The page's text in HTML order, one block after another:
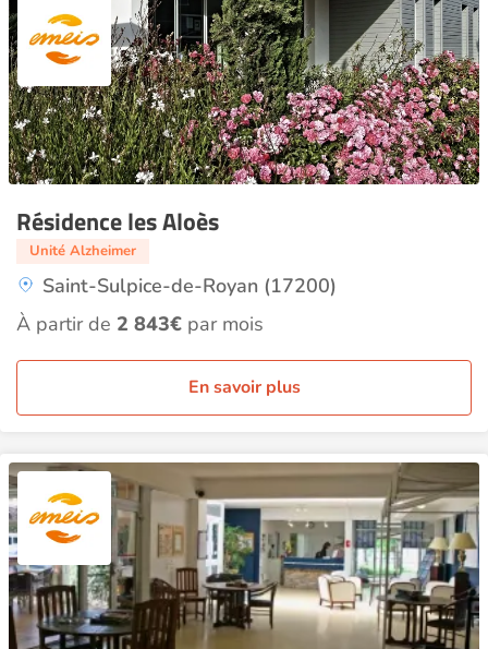
Résidence les Aloès
Unité Alzheimer
Saint-Sulpice-de-Royan (17200)
À partir de 2 843€ par mois
En savoir plus